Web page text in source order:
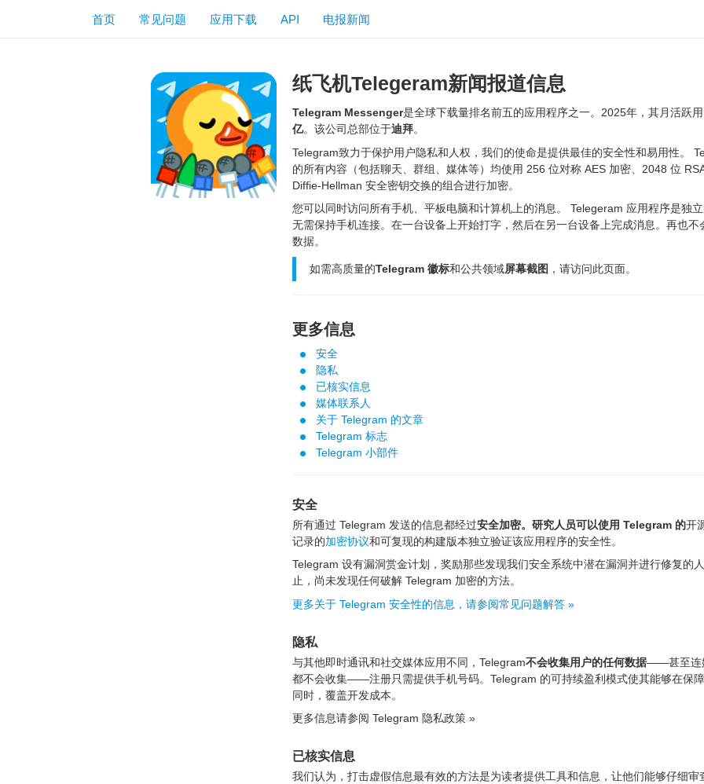
首页 常见问题 应用下载 API 电报新闻
纸飞机Telegeram新闻报道信息
Telegram Messenger是全球下载量排名前五的应用程序之一。2025年，其月活跃
亿。该公司总部位于迪拜。
Telegram致力于保护用户隐私和人权，我们的使命是提供最佳的安全性和易用性。
的所有内容（包括聊天、群组、媒体等）均使用 256 位对称 AES 加密、2048 位
Diffie-Hellman 安全密钥交换的组合进行加密。
您可以同时访问所有手机、平板电脑和计算机上的消息。 Telegeram 应用程序是独
无需保持手机连接。在一台设备上开始打字，然后在另一台设备上完成消息。再也不
数据。
如需高质量的Telegram 徽标和公共领域屏幕截图 ，请访问此页面。
更多信息
安全
隐私
已核实信息
媒体联系人
关于 Telegram 的文章
Telegram 标志
Telegram 小部件
安全
所有通过 Telegram 发送的信息都经过安全加密。研究人员可以使用 Telegram 的开
记录的加密协议和可复现的构建版本独立验证该应用程序的安全性。
Telegram 设有漏洞赏金计划，奖励那些发现我们安全系统中潜在漏洞并进行修复的
止，尚未发现任何破解 Telegram 加密的方法。
更多关于 Telegram 安全性的信息，请参阅常见问题解答 »
隐私
与其他即时通讯和社交媒体应用不同，Telegram不会收集用户的任何数据——甚至连
都不会收集——注册只需提供手机号码。Telegram 的可持续盈利模式使其能够在保
同时，覆盖开发成本。
更多信息请参阅 Telegram 隐私政策 »
已核实信息
我们认为，打击虚假信息最有效的方法是为读者提供工具和信息，让他们能够仔细审